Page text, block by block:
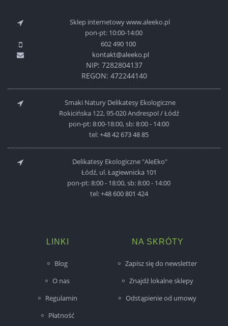
Sklep internetowy www.aleeko.pl
pon-pt: 10:00-14:00
602 490 100
kontakt@aleeko.pl
NIP: 7282804137
REGON: 472244140
Smaki Natury Delikatesy Ekologiczne
Rokicińska 122, 95-020 Andrespol / Łódź
pon-pt: 8:00-18:00, sb: 8:00 - 14:00
tel:+48 42 673 48 85
Delikatesy Ekologiczne "AleEko"
Łódź, ul. Łagiewnicka 101
pon-pt: 8:00 - 18:00, sb: 8:00 - 14:00
tel:+48 600 801 424
LINKI
Blog
O nas
Regulamin
Płatność
NA SKRÓTY
Zapisz się do newsletter
Znajdź lokalne sklepy
Odstąpienie od umowy